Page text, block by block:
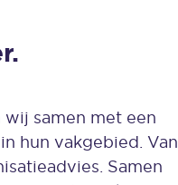
samen met een
hun vakgebied. Van
Samen